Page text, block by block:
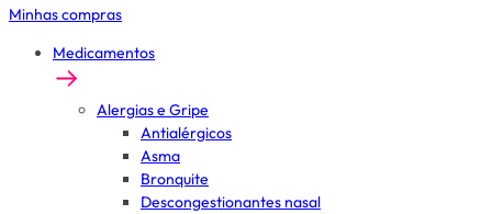
Minhas compras
Medicamentos
Alergias e Gripe
Antialérgicos
Asma
Bronquite
Descongestionantes nasal